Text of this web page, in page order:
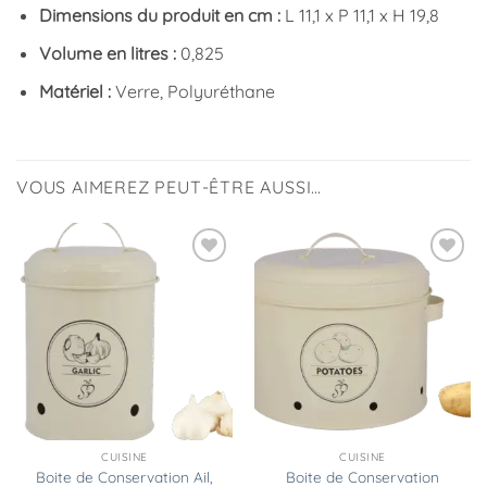
Dimensions du produit en cm : L 11,1 x P 11,1 x H 19,8
Volume en litres : 0,825
Matériel : Verre, Polyuréthane
VOUS AIMEREZ PEUT-ÊTRE AUSSI…
CUISINE
Boite de Conservation Ail,
Ajouter
à la
liste
d’envies
CUISINE
Boite de Conservation